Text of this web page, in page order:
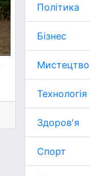
Політика
Бізнес
Технологія
Здоров'я
Спорт